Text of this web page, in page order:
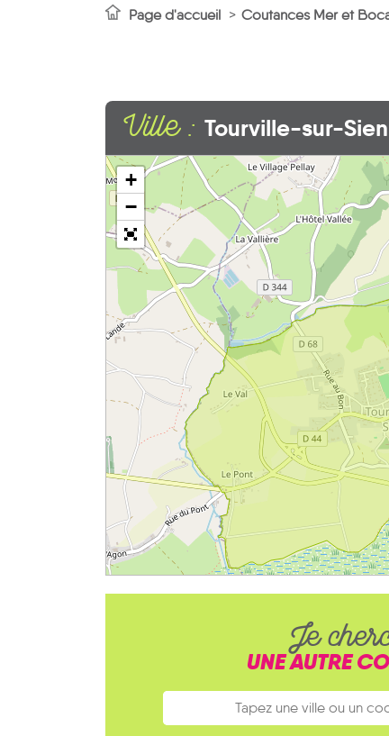
Page d'accueil Coutances Mer et
Ville : Tourville-sur-
+
−
Je
UNE AUTRE